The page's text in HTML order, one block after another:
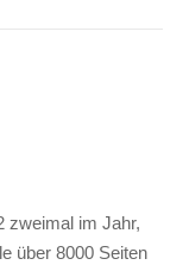
zweimal im Jahr,
über 8000 Seiten